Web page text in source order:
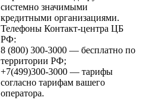
системно значимыми
кредитными организациями.
Телефоны Контакт-центра ЦБ
РФ:
8 (800) 300-3000 — бесплатно по
территории РФ;
+7(499)300-3000 — тарифы
согласно тарифам вашего
оператора.